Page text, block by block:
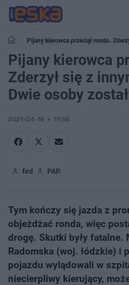
Pijany kierowca przeciął rondo.
zostały ranne
Pijany kierowca
Zderzył się z
Dwie osoby
2021-04-19 11:56
fed PAP.
Tym kończy się jazda z
objeżdżać ronda, więc
drogę. Skutki były fatalne.
Radomska (woj. łódzkie) i
pojazdu wylądowali w
niecierpliwy kierujący,